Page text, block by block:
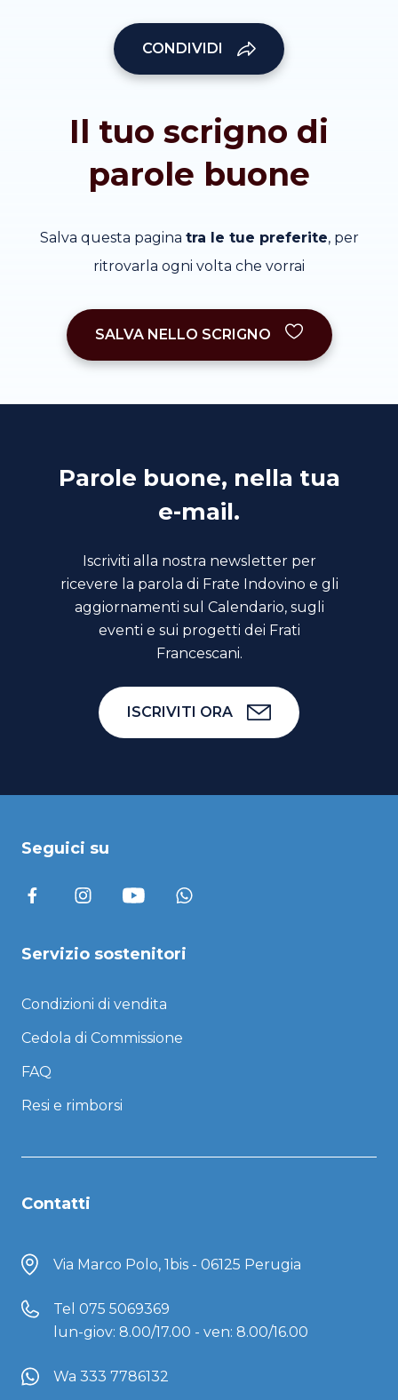
CONDIVIDI
Il tuo scrigno di
parole buone
Salva questa pagina tra le tue preferite, per
ritrovarla ogni volta che vorrai
SALVA NELLO SCRIGNO
Parole buone, nella tua
e-mail.
Iscriviti alla nostra newsletter per
ricevere la parola di Frate Indovino e gli
aggiornamenti sul Calendario, sugli
eventi e sui progetti dei Frati
Francescani.
ISCRIVITI ORA
Seguici su
Servizio sostenitori
Condizioni di vendita
Cedola di Commissione
FAQ
Resi e rimborsi
Contatti
Via Marco Polo, 1bis - 06125 Perugia
Tel 075 5069369
lun-giov: 8.00/17.00 - ven: 8.00/16.00
Wa 333 7786132